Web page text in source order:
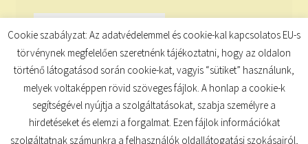
Cookie szabályzat: Az adatvédelemmel és cookie-kal kapcsolatos EU-s
törvénynek megfelelően szeretnénk tájékoztatni, hogy az oldalon
történő látogatásod során cookie-kat, vagyis “sütiket” használunk,
melyek voltaképpen rövid szöveges fájlok. A honlap a cookie-k
segítségével nyújtja a szolgáltatásokat, szabja személyre a
hirdetéseket és elemzi a forgalmat. Ezen fájlok információkat
szolgáltatnak számunkra a felhasználók oldallátogatási szokásairól,